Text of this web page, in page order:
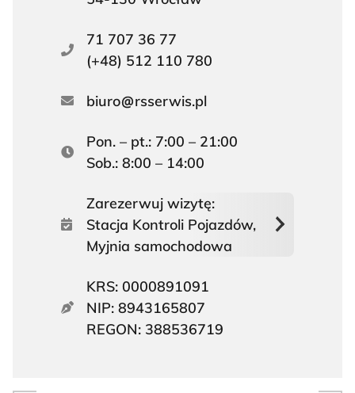
71 707 36 77
(+48) 512 110 780
biuro rsserwis.pl
Pon. – pt.: 7:00 – 21:00
Sob.: 8:00 – 14:00
Zarezerwuj wizytę:
Stacja Kontroli Pojazdów,
Myjnia samochodowa
KRS: 0000891091
NIP: 8943165807
REGON: 388536719